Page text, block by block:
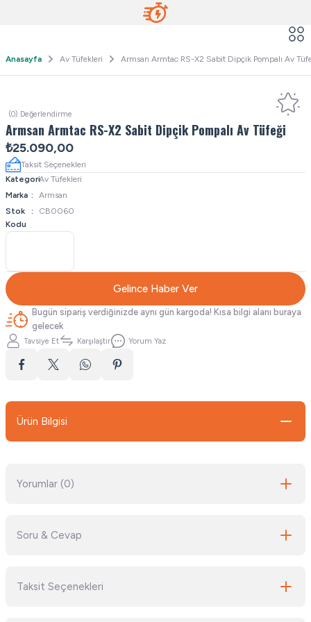
Anasayfa Av Tüfekleri Armsan Armtac RS-X2 Sabit Dipçik Pompalı Av
(0) Değerlendirme
Armsan Armtac RS-X2 Sabit Dipçik Pompalı Av Tüfeği
₺25.090,00
Taksit Seçenekleri
KategoriAv Tüfekleri
Marka
Armsan
Stok
Kodu
CB0060
Gelince Haber Ver
Bugün sipariş verdiğinizde aynı gün kargoda! Kısa bilgi alanı buraya
gelecek
Tavsiye Et Karşılaştır Yorum Yaz
Ürün Bilgisi
Yorumlar (0)
Soru & Cevap
Taksit Seçenekleri